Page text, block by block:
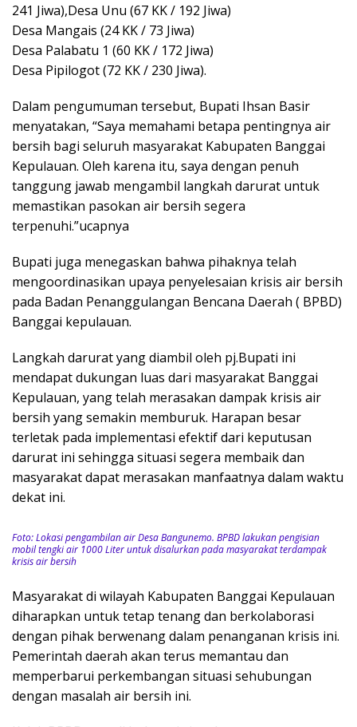
241 Jiwa),Desa Unu (67 KK / 192 Jiwa)
Desa Mangais (24 KK / 73 Jiwa)
Desa Palabatu 1 (60 KK / 172 Jiwa)
Desa Pipilogot (72 KK / 230 Jiwa).
Dalam pengumuman tersebut, Bupati Ihsan Basir
menyatakan, “Saya memahami betapa pentingnya air
bersih bagi seluruh masyarakat Kabupaten Banggai
Kepulauan. Oleh karena itu, saya dengan penuh
tanggung jawab mengambil langkah darurat untuk
memastikan pasokan air bersih segera
terpenuhi.”ucapnya
Bupati juga menegaskan bahwa pihaknya telah
mengoordinasikan upaya penyelesaian krisis air bersih
pada Badan Penanggulangan Bencana Daerah ( BPBD)
Banggai kepulauan.
Langkah darurat yang diambil oleh pj.Bupati ini
mendapat dukungan luas dari masyarakat Banggai
Kepulauan, yang telah merasakan dampak krisis air
bersih yang semakin memburuk. Harapan besar
terletak pada implementasi efektif dari keputusan
darurat ini sehingga situasi segera membaik dan
masyarakat dapat merasakan manfaatnya dalam waktu
dekat ini.
Foto: Lokasi pengambilan air Desa Bangunemo. BPBD lakukan pengisian
mobil tengki air 1000 Liter untuk disalurkan pada masyarakat terdampak
krisis air bersih
Masyarakat di wilayah Kabupaten Banggai Kepulauan
diharapkan untuk tetap tenang dan berkolaborasi
dengan pihak berwenang dalam penanganan krisis ini.
Pemerintah daerah akan terus memantau dan
memperbarui perkembangan situasi sehubungan
dengan masalah air bersih ini.